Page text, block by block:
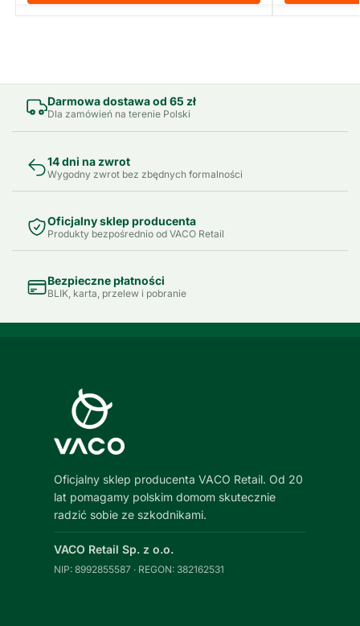
Darmowa dostawa od 65 zł
Dla zamówień na terenie Polski
14 dni na zwrot
Wygodny zwrot bez zbędnych formalności
Oficjalny sklep producenta
Produkty bezpośrednio od VACO Retail
Bezpieczne płatności
BLIK, karta, przelew i pobranie
Oficjalny sklep producenta VACO Retail. Od 20
lat pomagamy polskim domom skutecznie
radzić sobie ze szkodnikami.
VACO Retail Sp. z o.o.
NIP: 8992855587 · REGON: 382162531